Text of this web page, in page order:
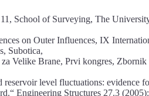
School of Surveying, The
on Outer Influences, IX
Subotica,
Velike Brane, Prvi kongres, Zbornik
level fluctuations: evidence
Engineering Structures 27.3 (2005):